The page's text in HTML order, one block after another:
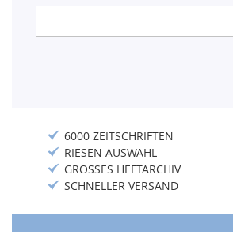
Newsletter:
6000 ZEITSCHRIFTEN
RIESEN AUSWAHL
GROSSES HEFTARCHIV
SCHNELLER VERSAND